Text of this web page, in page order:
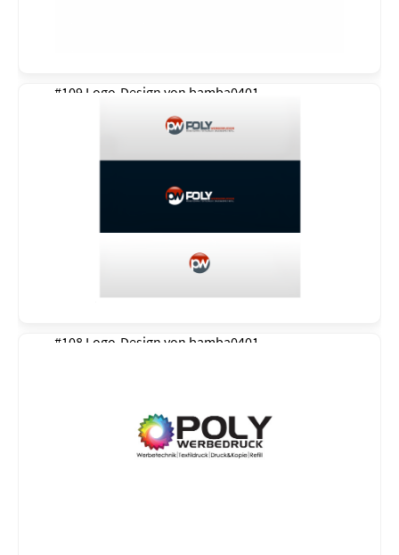
#109 Logo-Design von bamba0401
#108 Logo-Design von bamba0401